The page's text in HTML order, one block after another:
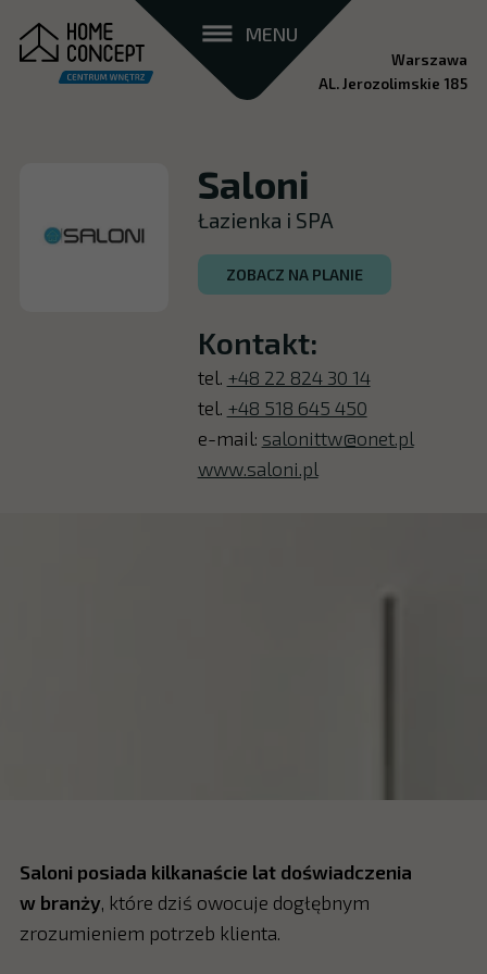
MENU
Warszawa
AL. Jerozolimskie 185
Saloni
Łazienka i SPA
ZOBACZ NA PLANIE
Kontakt:
tel. +48 22 824 30 14
tel. +48 518 645 450
e-mail: salonittw@onet.pl
www.saloni.pl
Saloni posiada kilkanaście lat doświadczenia
w branży, które dziś owocuje dogłębnym
zrozumieniem potrzeb klienta.